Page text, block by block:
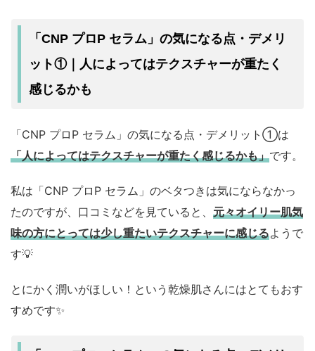
「CNP プロP セラム」の気になる点・デメリ
ット①｜人によってはテクスチャーが重たく
感じるかも
「CNP プロP セラム」の気になる点・デメリット①は
「人によってはテクスチャーが重たく感じるかも」です。
私は「CNP プロP セラム」のベタつきは気にならなかっ
たのですが、口コミなどを見ていると、 元々オイリー肌気
味の方にとっては少し重たいテクスチャーに感じるようで
す💡
とにかく潤いがほしい！という乾燥肌さんにはとてもおす
すめです✨